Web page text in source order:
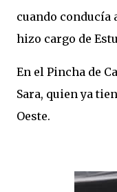
cuando conducía
hizo cargo de
En el Pincha de
Sara, quien ya
Oeste.